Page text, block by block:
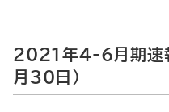
2021年4-6月期速
月30日）